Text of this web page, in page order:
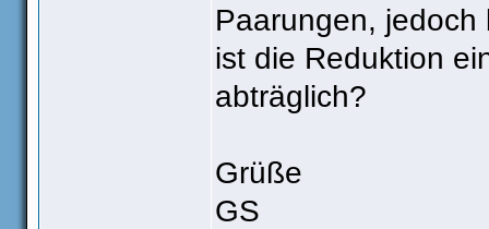
Paarungen,
ist die Reduktion
abträglich?
Grüße
GS